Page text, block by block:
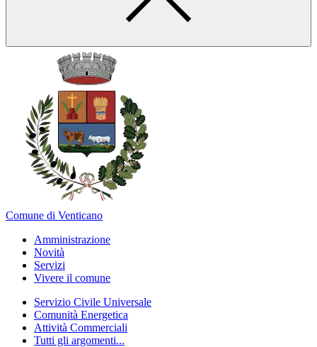
Comune di Venticano
Amministrazione
Novità
Servizi
Vivere il comune
Servizio Civile Universale
Comunità Energetica
Attività Commerciali
Tutti gli argomenti...